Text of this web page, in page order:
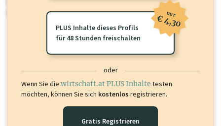
oder loggen Sie sich ein um diese Inhalte zu sehen.
PLUS Inhalte dieses Profils
für 48 Stunden freischalten
nur
€ 4,30
oder
Wenn Sie die wirtschaft.at PLUS Inhalte testen
möchten, können Sie sich kostenlos registrieren.
Gratis Registrieren